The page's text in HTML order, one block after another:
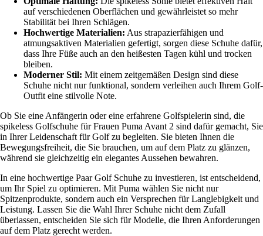
auf verschiedenen Oberflächen und gewährleistet so mehr
Stabilität bei Ihren Schlägen.
Hochwertige Materialien: Aus strapazierfähigen und
atmungsaktiven Materialien gefertigt, sorgen diese Schuhe dafür,
dass Ihre Füße auch an den heißesten Tagen kühl und trocken
bleiben.
Moderner Stil: Mit einem zeitgemäßen Design sind diese
Schuhe nicht nur funktional, sondern verleihen auch Ihrem Golf-
Outfit eine stilvolle Note.
Ob Sie eine Anfängerin oder eine erfahrene Golfspielerin sind, die
spikeless Golfschuhe für Frauen Puma Avant 2 sind dafür gemacht, Sie
in Ihrer Leidenschaft für Golf zu begleiten. Sie bieten Ihnen die
Bewegungsfreiheit, die Sie brauchen, um auf dem Platz zu glänzen,
während sie gleichzeitig ein elegantes Aussehen bewahren.
In eine hochwertige Paar Golf Schuhe zu investieren, ist entscheidend,
um Ihr Spiel zu optimieren. Mit Puma wählen Sie nicht nur
Spitzenprodukte, sondern auch ein Versprechen für Langlebigkeit und
Leistung. Lassen Sie die Wahl Ihrer Schuhe nicht dem Zufall
überlassen, entscheiden Sie sich für Modelle, die Ihren Anforderungen
auf dem Platz gerecht werden.